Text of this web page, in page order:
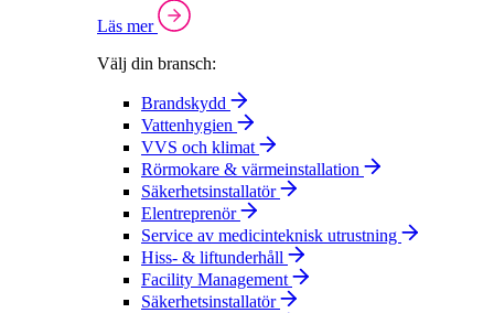
Läs mer
Välj din bransch:
Brandskydd
Vattenhygien
VVS och klimat
Rörmokare & värmeinstallation
Säkerhetsinstallatör
Elentreprenör
Service av medicinteknisk utrustning
Hiss- & liftunderhåll
Facility Management
Säkerhetsinstallatör